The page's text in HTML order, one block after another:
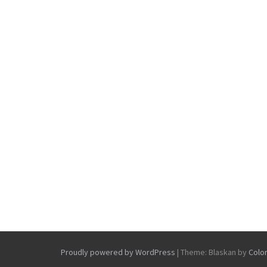
Proudly powered by WordPress | Theme: Blaskan by